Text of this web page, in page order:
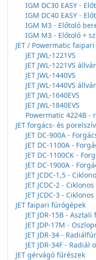
IGM DC30 EASY -
IGM DC40 EASY -
IGM M3 - Előtoló
IGM M3 - Előtoló +
JET / Powermatic
JET JWL-1221VS
JET JWL-1221VS
JET JWL-1440VS
JET JWL-1440VS
JET JWL-1640EVS
JET JWL-1840EVS
Powermatic 4224B -
JET forgács- és
JET DC-900A -
JET DC-1100A -
JET DC-1100CK -
JET DC-1900A -
JET JCDC-1,5 -
JET JCDC-2 -
JET JCDC-3 -
JET faipari fúrógépek
JET JDR-15B -
JET JDP-17M -
JET JDR-34 -
JET JDR-34F -
JET gérvágó fűrészek